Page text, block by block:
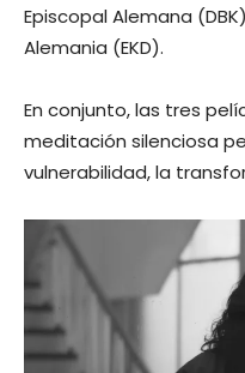
Episcopal Alemana
Alemania (EKD).
En conjunto, las tres
meditación silenciosa
vulnerabilidad, la